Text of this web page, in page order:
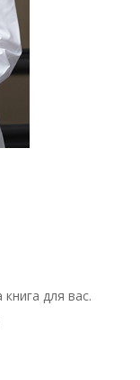
для вас.